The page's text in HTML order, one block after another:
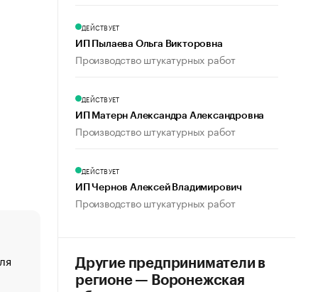
«От спорта тело стареет иначе». Как живет глава
создавшей GTA
ДЕЙСТВУЕТ
ИП Пылаева Ольга Викторовна
Производство штукатурных работ
ДЕЙСТВУЕТ
ИП Матерн Александра Александровна
Производство штукатурных работ
ДЕЙСТВУЕТ
ИП Чернов Алексей Владимирович
Производство штукатурных работ
Другие предприниматели в
регионе — Воронежская